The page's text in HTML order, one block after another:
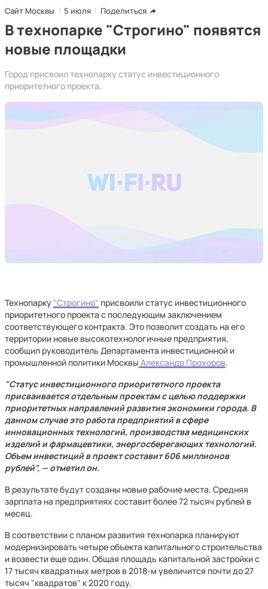
Сайт Москвы 5 июля Поделиться
В технопарке "Строгино" появятся
новые площадки
Город присвоил технопарку статус инвестиционного
приоритетного проекта.
Технопарку "Строгино" присвоили статус инвестиционного
приоритетного проекта с последующим заключением
соответствующего контракта. Это позволит создать на его
территории новые высокотехнологичные предприятия,
сообщил руководитель Департамента инвестиционной и
промышленной политики Москвы Александр Прохоров.
"Статус инвестиционного приоритетного проекта
присваивается отдельным проектам с целью поддержки
приоритетных направлений развития экономики города. В
данном случае это работа предприятий в сфере
инновационных технологий, производства медицинских
изделий и фармацевтики, энергосберегающих технологий.
Объем инвестиций в проект составит 606 миллионов
рублей", — отметил он.
В результате будут созданы новые рабочие места. Средняя
зарплата на предприятиях составит более 72 тысяч рублей в
месяц.
В соответствии с планом развития технопарка планируют
модернизировать четыре объекта капитального строительства
и возвести еще один. Общая площадь капитальной застройки с
17 тысяч квадратных метров в 2018-м увеличится почти до 27
тысяч "квадратов" к 2020 году.